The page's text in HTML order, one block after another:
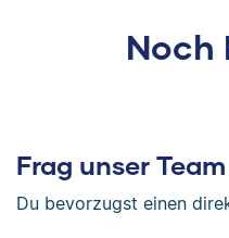
Noch
Frag unser Team
Du bevorzugst einen